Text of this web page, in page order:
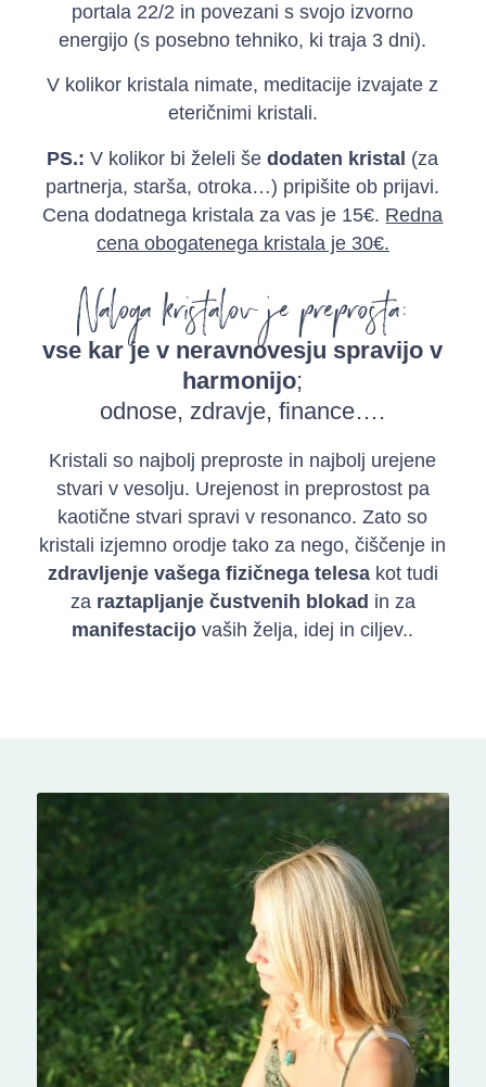
portala 22/2 in povezani s svojo izvorno
energijo (s posebno tehniko, ki traja 3 dni).
V kolikor kristala nimate, meditacije izvajate z
eteričnimi kristali.
PS.: V kolikor bi želeli šedodaten kristal (za
partnerja, starša, otroka…) pripišite ob prijavi.
Cena dodatnega kristala za vas je 15€. Redna
cena obogatenega kristala je 30€.
Naloga kristalov je preprosta:
vse kar je v neravnovesju spravijo v
harmonijo;
odnose, zdravje, finance….
Kristali so najbolj preproste in najbolj urejene
stvari v vesolju. Urejenost in preprostost pa
kaotične stvari spravi v resonanco. Zato so
kristali izjemno orodje tako za nego, čiščenje in
zdravljenje vašega fizičnega telesakot tudi
za raztapljanje čustvenih blokad in za
manifestacijo vaših želja, idej in ciljev..